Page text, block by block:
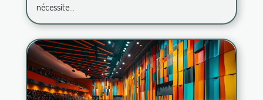
nécessite...